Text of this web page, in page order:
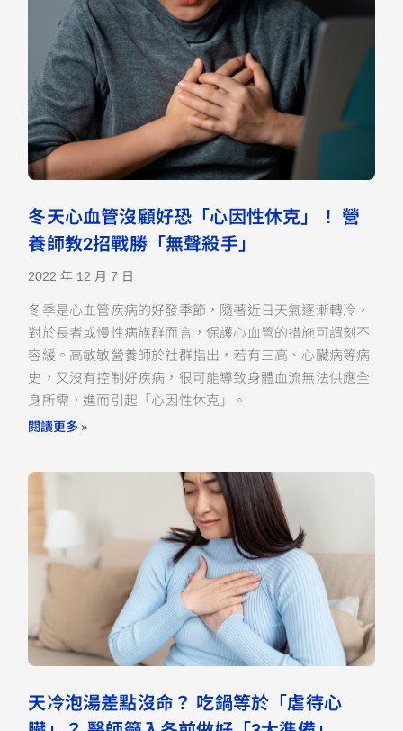
冬天心血管沒顧好恐「心因性休克」！ 營
養師教2招戰勝「無聲殺手」
2022 年 12 月 7 日
冬季是心血管疾病的好發季節，隨著近日天氣逐漸轉冷，
對於長者或慢性病族群而言，保護心血管的措施可謂刻不
容緩。高敏敏營養師於社群指出，若有三高、心臟病等病
史，又沒有控制好疾病，很可能導致身體血流無法供應全
身所需，進而引起「心因性休克」。
閱讀更多 »
天冷泡湯差點沒命？ 吃鍋等於「虐待心